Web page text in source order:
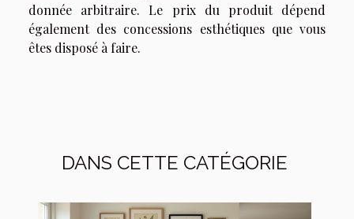
donnée arbitraire. Le prix du produit dépend
également des concessions esthétiques que vous
êtes disposé à faire.
DANS CETTE CATÉGORIE